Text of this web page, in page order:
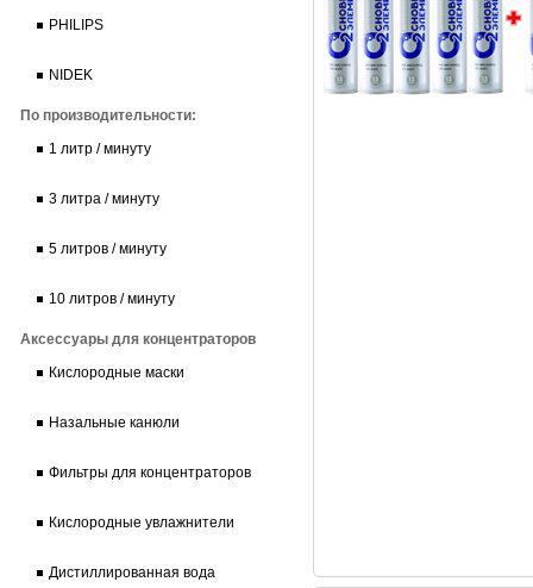
PHILIPS
NIDEK
По производительности:
1 литр / минуту
3 литра / минуту
5 литров / минуту
10 литров / минуту
Аксессуары для концентраторов
Кислородные маски
Назальные канюли
Фильтры для концентраторов
Кислородные увлажнители
Дистиллированная вода